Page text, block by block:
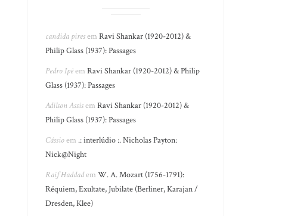
candida piresemRavi Shankar (1920-2012) &
Philip Glass (1937): Passages
Pedro IpêemRavi Shankar (1920-2012) & Philip
Glass (1937): Passages
Adilson AssisemRavi Shankar (1920-2012) &
Philip Glass (1937): Passages
Cássioem .: interlúdio :. Nicholas Payton:
Nick@Night
Raif HaddademW. A. Mozart (1756-1791):
Réquiem, Exultate, Jubilate (Berliner, Karajan /
Dresden, Klee)